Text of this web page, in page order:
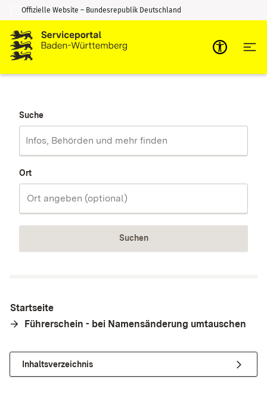
Zum Inhalt springen
Zur Suche springen
Offizielle Website – Bundesrepublik Deutschland
Suche
Ort
Suchen
Startseite
Führerschein - bei Namensänderung umtauschen
Inhaltsverzeichnis